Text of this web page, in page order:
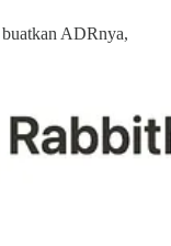
ADRnya,